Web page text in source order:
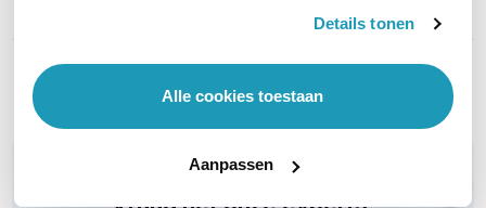
Details tonen
Alle cookies toestaan
Aanpassen
WIL JIJ ADVIES OP MAAT?
Vraag het onze experts!